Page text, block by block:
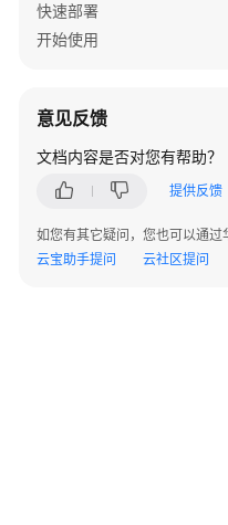
电
杀
大
促
库
解
快速部署
开始使用
意见反馈
文档内容是否对您有帮助？
提供反馈
如您有其它疑问，您也可以通
云宝助手提问
云社区提问